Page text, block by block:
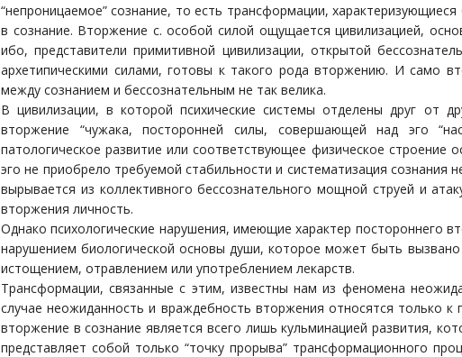
“непроницаемое” сознание, то есть трансформации,
в сознание. Вторжение с. особой силой ощущается цивилизацией,
ибо, представители примитивной цивилизации, открытой
архетипическими силами, готовы к такого рода вторжению. И само
между сознанием и бессознательным не так велика.
В цивилизации, в которой психические системы отделены друг от
вторжение “чужака, посторонней силы, совершающей над эго
патологическое развитие или соответствующее физическое строение
эго не приобрело требуемой стабильности и систематизация сознания
вырывается из коллективного бессознательного мощной струей и
вторжения личность.
Однако психологические нарушения, имеющие характер постороннего
нарушением биологической основы души, которое может быть
истощением, отравлением или употреблением лекарств.
Трансформации, связанные с этим, известны нам из феномена
случае неожиданность и враждебность вторжения относятся только
вторжение в сознание является всего лишь кульминацией развития,
представляет собой только “точку прорыва” трансформационного